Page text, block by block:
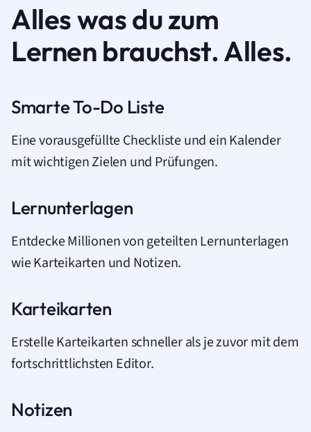
Alles was du zum
Lernen brauchst. Alles.
Smarte To-Do Liste
Eine vorausgefüllte Checkliste und ein Kalender
mit wichtigen Zielen und Prüfungen.
Lernunterlagen
Entdecke Millionen von geteilten Lernunterlagen
wie Karteikarten und Notizen.
Karteikarten
Erstelle Karteikarten schneller als je zuvor mit dem
fortschrittlichsten Editor.
Notizen